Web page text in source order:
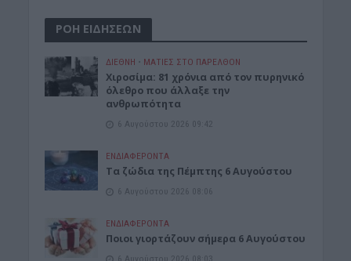
ΡΟΗ ΕΙΔΗΣΕΩΝ
ΔΙΕΘΝΗ • ΜΑΤΙΕΣ ΣΤΟ ΠΑΡΕΛΘΟΝ
Χιροσίμα: 81 χρόνια από τον πυρηνικό
όλεθρο που άλλαξε την
ανθρωπότητα
6 Αυγούστου 2026 09:42
ΕΝΔΙΑΦΕΡΟΝΤΑ
Tα ζώδια της Πέμπτης 6 Αυγούστου
6 Αυγούστου 2026 08:06
ΕΝΔΙΑΦΕΡΟΝΤΑ
Ποιοι γιορτάζουν σήμερα 6 Αυγούστου
6 Αυγούστου 2026 08:03